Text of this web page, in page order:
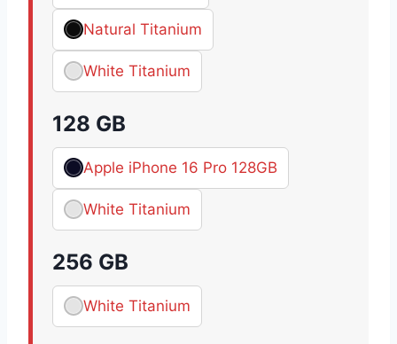
Natural Titanium
White Titanium
128 GB
Apple iPhone 16 Pro 128GB
White Titanium
256 GB
White Titanium